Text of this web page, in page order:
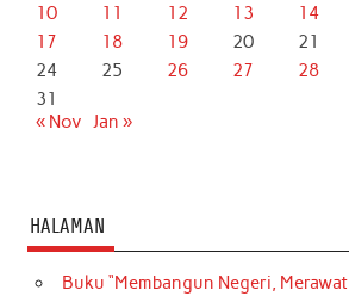
10
11 12 13 14
17
18 19 20 21
24
25 26 27 28
31
« Nov Jan »
HALAMAN
Buku “Membangun Negeri,